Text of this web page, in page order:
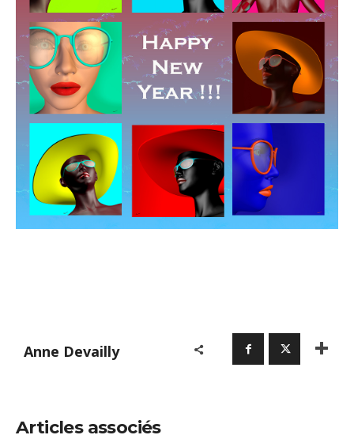
Anne Devailly
Articles associés